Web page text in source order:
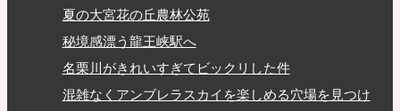
夏の大宮花の丘農林公苑
秘境感漂う龍王峡駅へ
名栗川がきれいすぎてビックリした件
混雑なくアンブレラスカイを楽しめる穴場を見つけ